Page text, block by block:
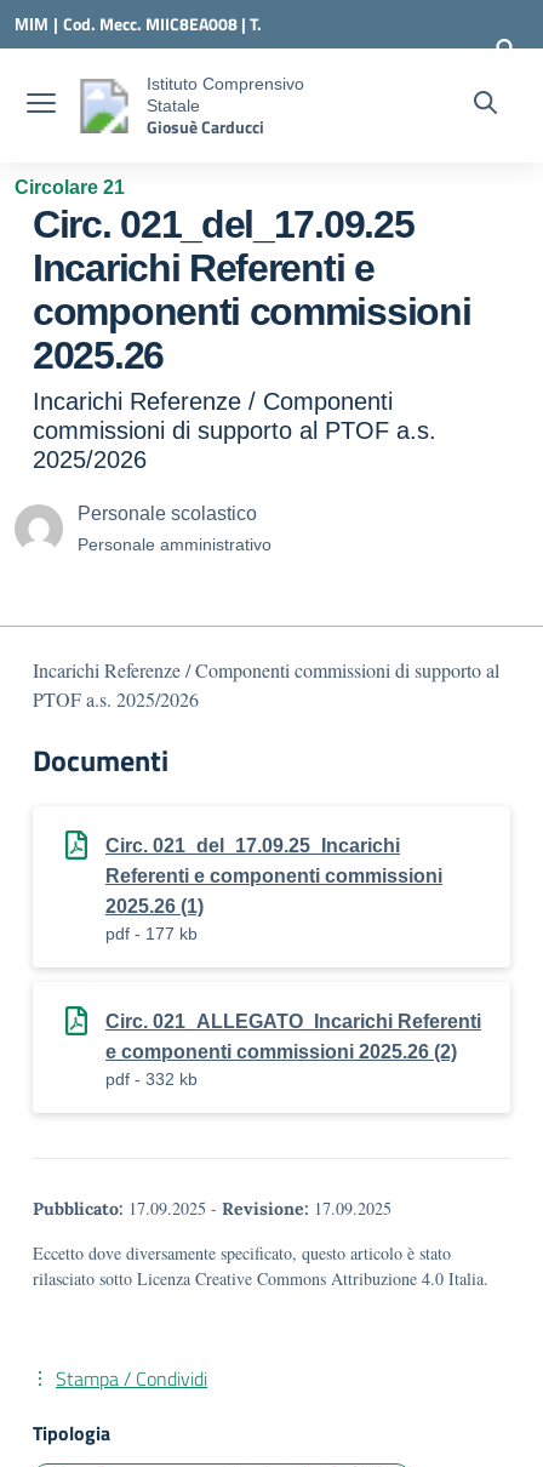
Vai ai contenuti
Vai al menu di navigazione
Vai al footer
MIM | Cod. Mecc. MIIC8EA008 | T.
MIIC8EA008@ISTRUZIONE.IT
Istituto Comprensivo
Statale
Giosuè Carducci
Circolare 21
Circ. 021_del_17.09.25
Incarichi Referenti e
componenti commissioni
2025.26
Incarichi Referenze / Componenti
commissioni di supporto al PTOF a.s.
2025/2026
Personale scolastico
Personale amministrativo
Incarichi Referenze / Componenti commissioni di supporto al
PTOF a.s. 2025/2026
Documenti
Circ. 021_del_17.09.25_Incarichi
Referenti e componenti commissioni
2025.26 (1)
pdf - 177 kb
Circ. 021_ALLEGATO_Incarichi Referenti
e componenti commissioni 2025.26 (2)
pdf - 332 kb
Pubblicato: 17.09.2025 - Revisione: 17.09.2025
Eccetto dove diversamente specificato, questo articolo è stato
rilasciato sotto Licenza Creative Commons Attribuzione 4.0 Italia.
Stampa / Condividi
Tipologia